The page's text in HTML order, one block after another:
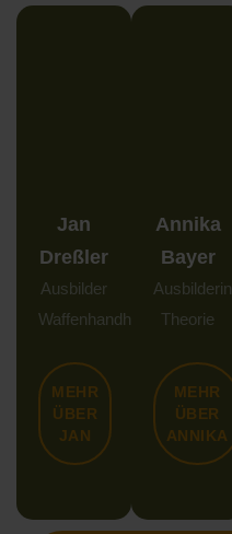
Jan
Dreßler
Ausbilder
Waffenhandhabung
MEHR
ÜBER
JAN
Annika
Bayer
Ausbilderin
Theorie
MEHR
ÜBER
ANNIKA